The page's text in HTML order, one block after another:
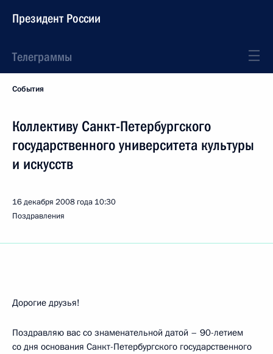
Президент России
Телеграммы
События
Коллективу Санкт-Петербургского
государственного университета культуры
и искусств
16 декабря 2008 года 10:30
Поздравления
Дорогие друзья!
Поздравляю вас со знаменательной датой – 90-летием
со дня основания Санкт-Петербургского государственного